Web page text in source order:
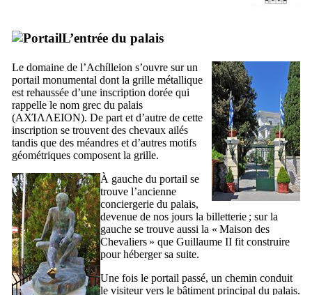
L’entrée du palais
Le domaine de l’Achílleion s’ouvre sur un
portail monumental dont la grille métallique
est rehaussée d’une inscription dorée qui
rappelle le nom grec du palais
(ΑΧΊΛΛΕΙΟΝ). De part et d’autre de cette
inscription se trouvent des chevaux ailés
tandis que des méandres et d’autres motifs
géométriques composent la grille.
À gauche du portail se
trouve l’ancienne
conciergerie du palais,
devenue de nos jours la billetterie ; sur la
gauche se trouve aussi la « Maison des
Chevaliers » que Guillaume II fit construire
pour héberger sa suite.
Une fois le portail passé, un chemin conduit
le visiteur vers le bâtiment principal du palais.